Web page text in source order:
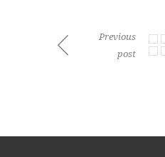
Previous
post